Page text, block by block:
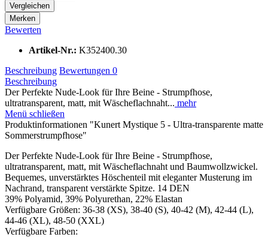
Vergleichen
Merken
Bewerten
Artikel-Nr.: K352400.30
Beschreibung Bewertungen 0
Beschreibung
Der Perfekte Nude-Look für Ihre Beine - Strumpfhose,
ultratransparent, matt, mit Wäscheflachnaht... mehr
Menü schließen
Produktinformationen "Kunert Mystique 5 - Ultra-transparente matte
Sommerstrumpfhose"
Der Perfekte Nude-Look für Ihre Beine - Strumpfhose,
ultratransparent, matt, mit Wäscheflachnaht und Baumwollzwickel.
Bequemes, unverstärktes Höschenteil mit eleganter Musterung im
Nachrand, transparent verstärkte Spitze. 14 DEN
39% Polyamid, 39% Polyurethan, 22% Elastan
Verfügbare Größen: 36-38 (XS), 38-40 (S), 40-42 (M), 42-44 (L),
44-46 (XL), 48-50 (XXL)
Verfügbare Farben: